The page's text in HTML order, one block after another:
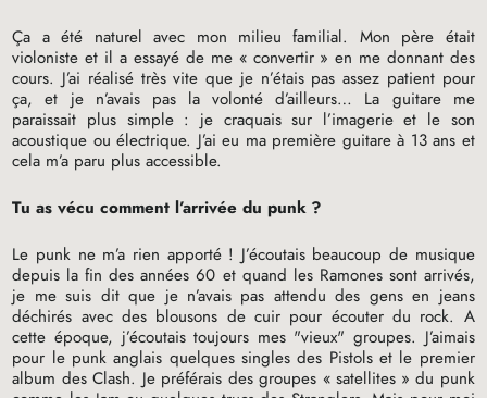
Ça a été naturel avec mon milieu familial. Mon père était
violoniste et il a essayé de me « convertir » en me donnant des
cours. J’ai réalisé très vite que je n’étais pas assez patient pour
ça, et je n’avais pas la volonté d’ailleurs… La guitare me
paraissait plus simple : je craquais sur l’imagerie et le son
acoustique ou électrique. J’ai eu ma première guitare à 13 ans et
cela m’a paru plus accessible.
Tu as vécu comment l’arrivée du punk ?
Le punk ne m’a rien apporté ! J’écoutais beaucoup de musique
depuis la fin des années 60 et quand les Ramones sont arrivés,
je me suis dit que je n’avais pas attendu des gens en jeans
déchirés avec des blousons de cuir pour écouter du rock. A
cette époque, j’écoutais toujours mes "vieux" groupes. J’aimais
pour le punk anglais quelques singles des Pistols et le premier
album des Clash. Je préférais des groupes « satellites » du punk